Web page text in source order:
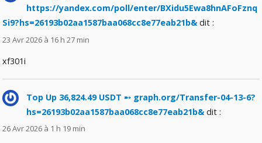
https://yandex.com/poll/enter/BXidu5Ewa8hnAFoFznq
Si9?hs=26193b02aa1587baa068cc8e77eab21b& dit :
23 Avr 2026 à 16 h 27 min
xf301i
Top Up 36,824.49 USDT ➸ graph.org/Transfer-04-13-6?
hs=26193b02aa1587baa068cc8e77eab21b& dit :
26 Avr 2026 à 1 h 19 min